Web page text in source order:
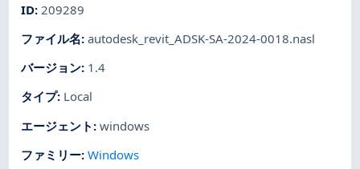
ID: 209289
ファイル名:autodesk_revit_ADSK-SA-2024-0018.nasl
バージョン: 1.4
タイプ: Local
エージェント :windows
ファミリー:Windows